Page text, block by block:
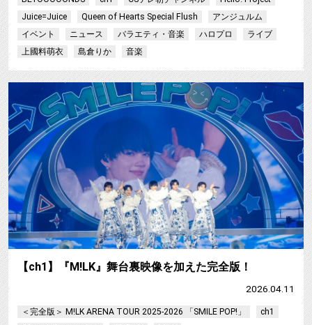
Juice=Juice
Queen of Hearts Special Flush
アンジュルム
イベント
ニュース バラエティ・音楽 ハロプロ
ライブ
上國料萌衣
島倉りか 音楽
【ch1】『M!LK』舞台裏映像を加えた完全版！
2026.04.11
＜完全版＞ M!LK ARENA TOUR 2025-2026 「SMILE POP!」
ch1